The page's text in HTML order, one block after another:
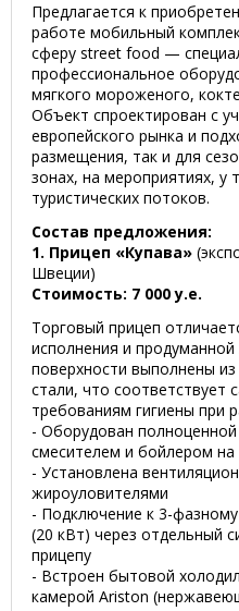
Предлагается к
работе мобильный
сферу street food —
профессиональное
мягкого мороженого,
Объект спроектирован с
европейского рынка и
размещения, так и для
зонах, на мероприятиях, у
туристических потоков.
Состав предложения:
1. Прицеп «Купава»
Швеции)
Стоимость: 7 000 у.е.
Торговый прицеп
исполнения и
поверхности выполнены
стали, что соответствует
требованиям гигиены при
- Оборудован
смесителем и бойлером на
- Установлена
жироуловителями
- Подключение к 3-
(20 кВт) через отдельный
прицепу
- Встроен бытовой
камерой Ariston